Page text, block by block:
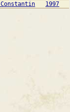
Constantin 1997